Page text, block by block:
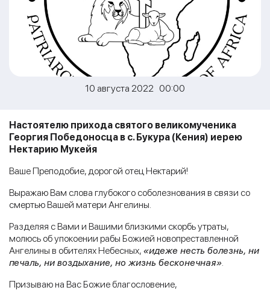
10 августа 2022 00:00
Настоятелю прихода святого великомученика
Георгия Победоносца в с. Букура (Кения) иерею
Нектарию Мукейя
Ваше Преподобие, дорогой отец Нектарий!
Выражаю Вам слова глубокого соболезнования в связи со
смертью Вашей матери Ангелины.
Разделяя с Вами и Вашими близкими скорбь утраты,
молюсь об упокоении рабы Божией новопреставленной
Ангелины в обителях Небесных, «идеже несть болезнь, ни
печаль, ни воздыхание, но жизнь бесконечная»
​Призываю на Вас Божие благословение,